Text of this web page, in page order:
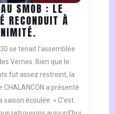
SMOB : LE
RECONDUIT À
QUO
AU
SMOB
:
LE
BUREAU
se tenait l’assemblée
Vernes. Bien que le
fut assez restreint, la
a présenté
saison écoulée. « C’est